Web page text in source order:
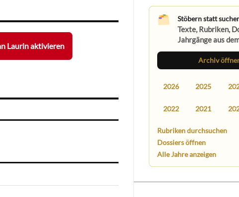
Laurin aktivieren
Stöbern statt
Texte, Rubriken,
Jahrgänge aus
Archiv
2026 2025
2022 2021
Rubriken durchsuchen
Dossiers öffnen
Alle Jahre anzeigen